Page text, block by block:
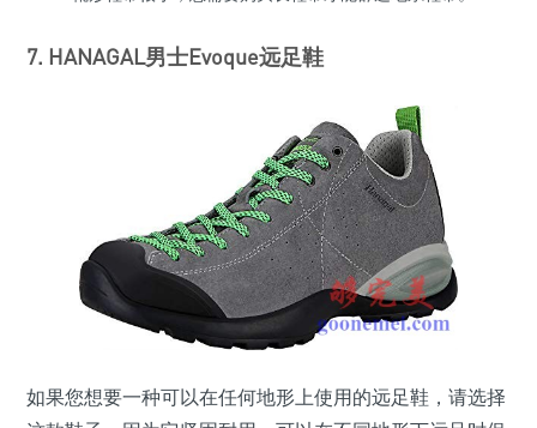
7. HANAGAL男士Evoque远足鞋
如果您想要一种可以在任何地形上使用的远足鞋，请选择